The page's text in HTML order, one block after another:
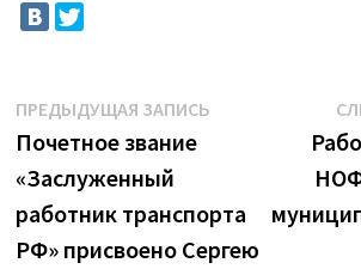
Навигация
по
записям
ПРЕДЫДУЩАЯ ЗАПИСЬ
Почетное звание
«Заслуженный
работник транспорта
РФ» присвоено Сергею